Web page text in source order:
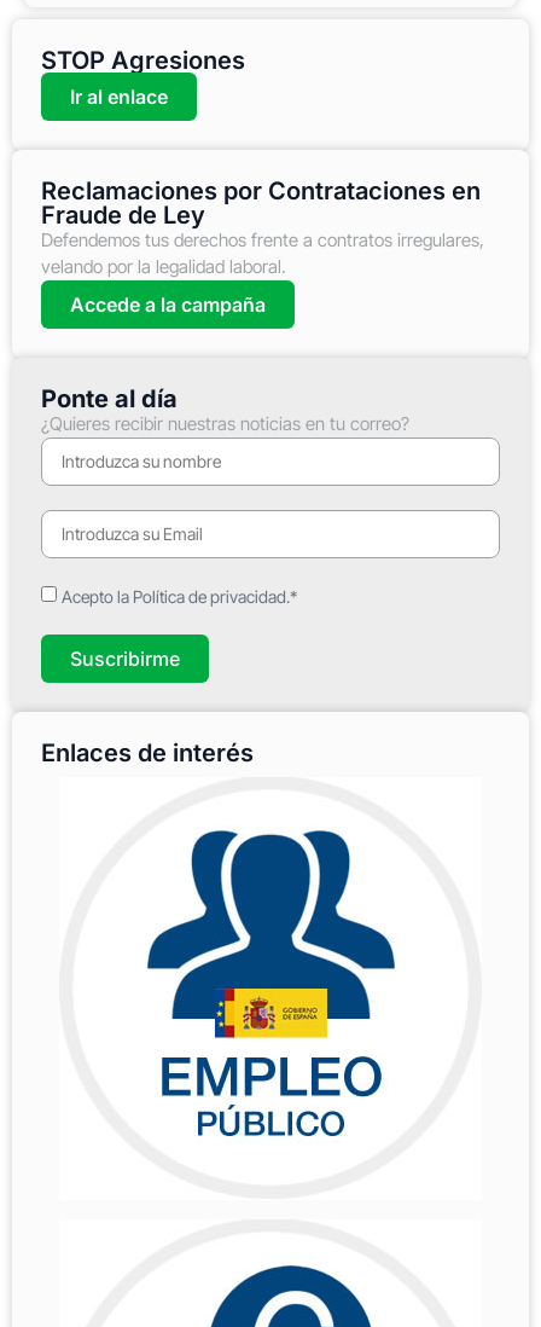
STOP Agresiones
Ir al enlace
Reclamaciones por Contrataciones en
Fraude de Ley
Defendemos tus derechos frente a contratos irregulares,
velando por la legalidad laboral.
Accede a la campaña
Ponte al día
¿Quieres recibir nuestras noticias en tu correo?
Acepto la Política de privacidad.*
Suscribirme
Enlaces de interés